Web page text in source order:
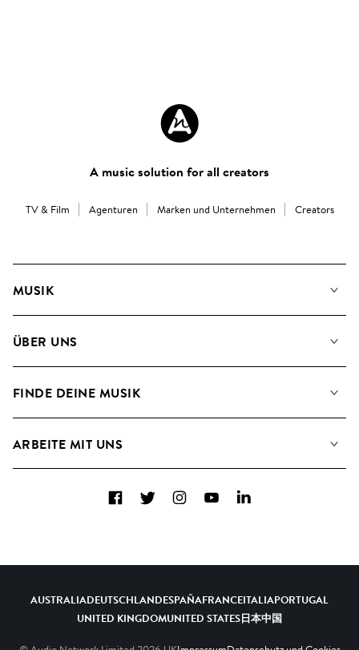
A music solution for all creators
TV & Film Agenturen Marken und Unternehmen Creators
MUSIK
Suche
ÜBER UNS
Blog
FINDE DEINE MUSIK
Kontakt
ARBEITE MIT UNS
A&R - Demo-Einsendungen
FacebookTwitterInstagramYouTubeLinkedIn
AUSTRALIADEUTSCHLANDESPAÑAFRANCEITALIAPORTUGAL
UNITED KINGDOMUNITED STATES日本中国